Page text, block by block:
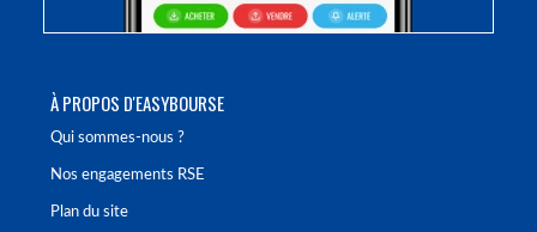
À PROPOS D'EASYBOURSE
Qui sommes-nous ?
Nos engagements RSE
Plan du site